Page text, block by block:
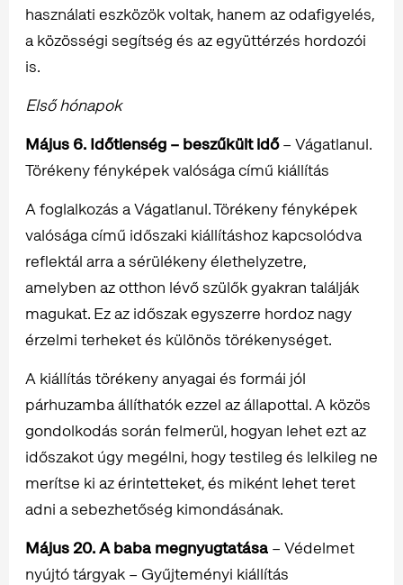
használati eszközök voltak, hanem az odafigyelés,
a közösségi segítség és az együttérzés hordozói
is.
Első hónapok
Május 6. Időtlenség – beszűkült idő– Vágatlanul.
Törékeny fényképek valósága című kiállítás
A foglalkozás a Vágatlanul. Törékeny fényképek
valósága című időszaki kiállításhoz kapcsolódva
reflektál arra a sérülékeny élethelyzetre,
amelyben az otthon lévő szülők gyakran találják
magukat. Ez az időszak egyszerre hordoz nagy
érzelmi terheket és különös törékenységet.
A kiállítás törékeny anyagai és formái jól
párhuzamba állíthatók ezzel az állapottal. A közös
gondolkodás során felmerül, hogyan lehet ezt az
időszakot úgy megélni, hogy testileg és lelkileg ne
merítse ki az érintetteket, és miként lehet teret
adni a sebezhetőség kimondásának.
Május 20. A baba megnyugtatása – Védelmet
nyújtó tárgyak – Gyűjteményi kiállítás